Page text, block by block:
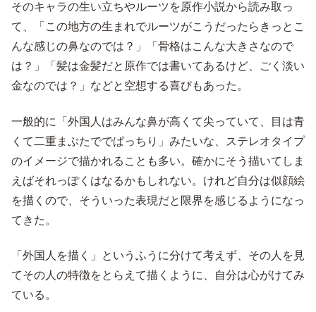
そのキャラの生い立ちやルーツを原作小説から読み取っ
て、「この地方の生まれでルーツがこうだったらきっとこ
んな感じの鼻なのでは？」「骨格はこんな大きさなので
は？」「髪は金髪だと原作では書いてあるけど、ごく淡い
金なのでは？」などと空想する喜びもあった。
一般的に「外国人はみんな鼻が高くて尖っていて、目は青
くて二重まぶたででぱっちり」みたいな、ステレオタイプ
のイメージで描かれることも多い。確かにそう描いてしま
えばそれっぽくはなるかもしれない。けれど自分は似顔絵
を描くので、そういった表現だと限界を感じるようになっ
てきた。
「外国人を描く」というふうに分けて考えず、その人を見
てその人の特徴をとらえて描くように、自分は心がけてみ
ている。